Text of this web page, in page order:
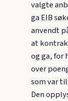
valgte
ga EIB
anvendt
at
og ga, for
over
som var
Den